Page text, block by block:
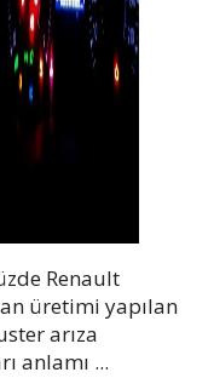
Renault
üretimi yapılan
arıza
anlamı ...